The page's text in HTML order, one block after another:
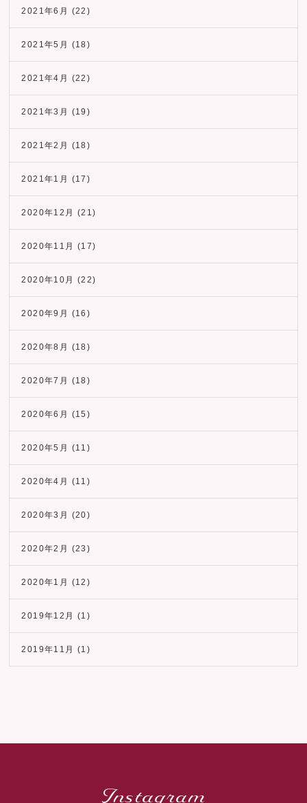
2021年6月 (22)
2021年5月 (18)
2021年4月 (22)
2021年3月 (19)
2021年2月 (18)
2021年1月 (17)
2020年12月 (21)
2020年11月 (17)
2020年10月 (22)
2020年9月 (16)
2020年8月 (18)
2020年7月 (18)
2020年6月 (15)
2020年5月 (11)
2020年4月 (11)
2020年3月 (20)
2020年2月 (23)
2020年1月 (12)
2019年12月 (1)
2019年11月 (1)
Instagram